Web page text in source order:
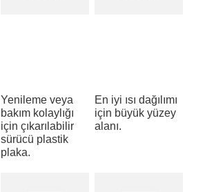
Yenileme veya
bakım kolaylığı
için çıkarılabilir
sürücü plastik
plaka.
En iyi ısı dağılımı
için büyük yüzey
alanı.